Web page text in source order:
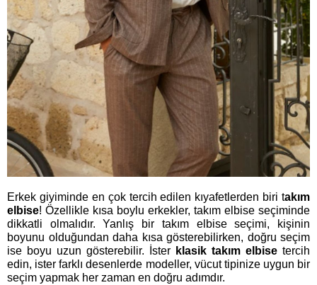
Erkek giyiminde en çok tercih edilen kıyafetlerden biri takım
elbise! Özellikle kısa boylu erkekler, takım elbise seçiminde
dikkatli olmalıdır. Yanlış bir takım elbise seçimi, kişinin
boyunu olduğundan daha kısa gösterebilirken, doğru seçim
ise boyu uzun gösterebilir. İster klasik takım elbise tercih
edin, ister farklı desenlerde modeller, vücut tipinize uygun bir
seçim yapmak her zaman en doğru adımdır.